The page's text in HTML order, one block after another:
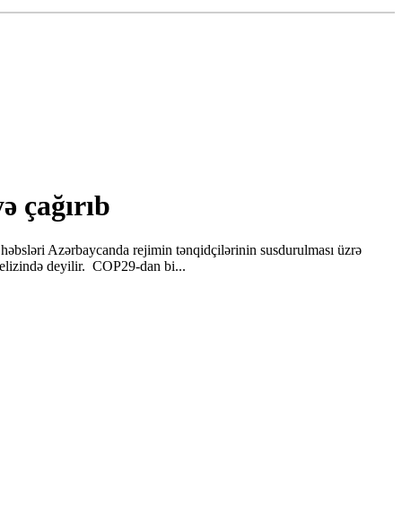
çağırıb
Azərbaycanda rejimin tənqidçilərinin susdurulması üzrə
deyilir. COP29-dan bi...